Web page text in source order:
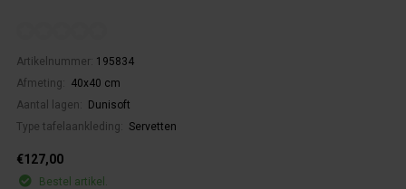
Artikelnummer: 195834
Afmeting:
40x40 cm
Aantal lagen:
Dunisoft
Type tafelaankleding:
Servetten
€127,00
Bestel artikel.